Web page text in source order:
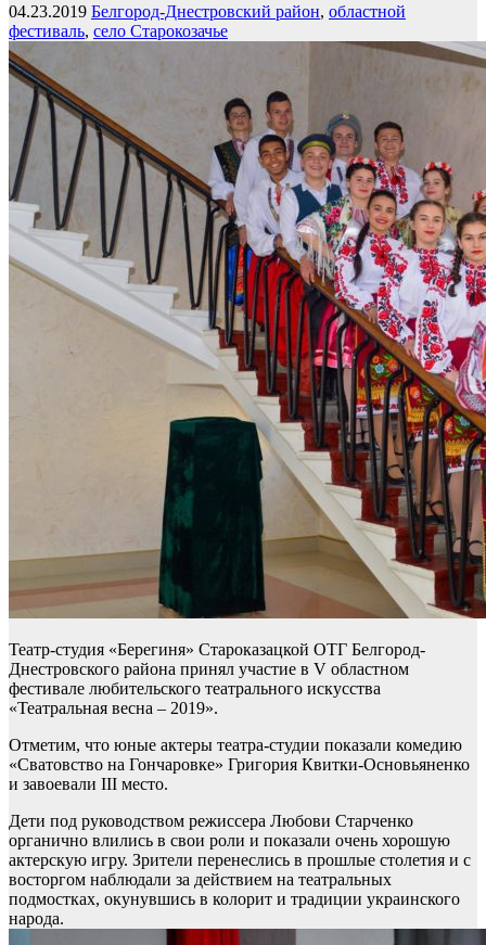
04.23.2019 Белгород-Днестровский район, областной
фестиваль, село Старокозачье
Театр-студия «Берегиня» Староказацкой ОТГ Белгород-
Днестровского района принял участие в V областном
фестивале любительского театрального искусства
«Театральная весна – 2019».
Отметим, что юные актеры театра-студии показали комедию
«Сватовство на Гончаровке» Григория Квитки-Основьяненко
и завоевали III место.
Дети под руководством режиссера Любови Старченко
органично влились в свои роли и показали очень хорошую
актерскую игру. Зрители перенеслись в прошлые столетия и с
восторгом наблюдали за действием на театральных
подмостках, окунувшись в колорит и традиции украинского
народа.